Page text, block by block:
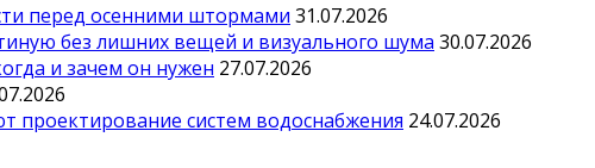
перед осенними штормами 31.07.2026
без лишних вещей и визуального шума 30.07.2026
и зачем он нужен 27.07.2026
проектирование систем водоснабжения 24.07.2026